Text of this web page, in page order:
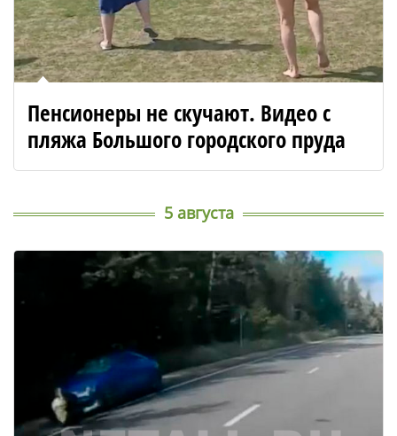
Пенсионеры не скучают. Видео с
пляжа Большого городского пруда
5 августа